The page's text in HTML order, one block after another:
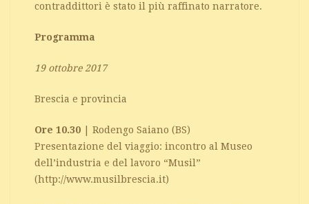
contraddittori è stato il più raffinato narratore.
Programma
19 ottobre 2017
Brescia e provincia
Ore 10.30 | Rodengo Saiano (BS)
Presentazione del viaggio: incontro al Museo
dell’industria e del lavoro “Musil”
(http://www.musilbrescia.it)